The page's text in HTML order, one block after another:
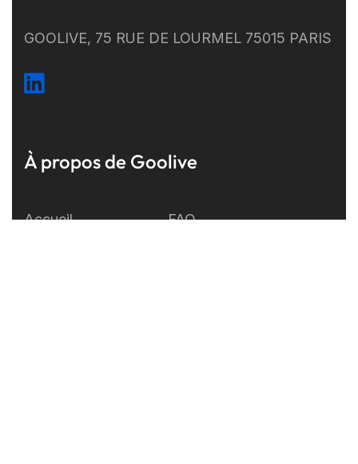
GOOLIVE, 75 RUE DE LOURMEL 75015 PARIS
À propos de Goolive
Accueil FAQ